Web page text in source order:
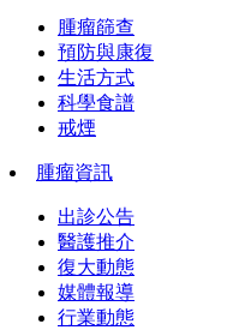
腫瘤篩查
預防與康復
生活方式
科學食譜
戒煙
腫瘤資訊
出診公告
醫護推介
復大動態
媒體報導
行業動態